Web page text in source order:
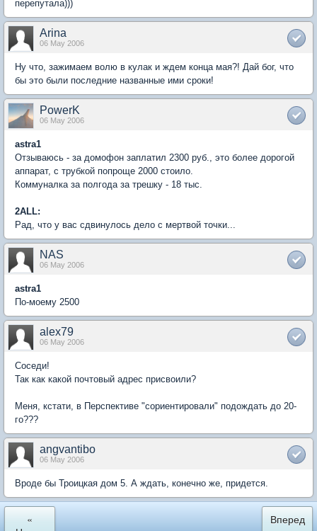
перепутала)))
Arina
06 May 2006
Ну что, зажимаем волю в кулак и ждем конца мая?! Дай бог, что
бы это были последние названные ими сроки!
PowerK
06 May 2006
astra1
Отзываюсь - за домофон заплатил 2300 руб., это более дорогой
аппарат, с трубкой попроще 2000 стоило.
Коммуналка за полгода за трешку - 18 тыс.
2ALL:
Рад, что у вас сдвинулось дело с мертвой точки...
NAS
06 May 2006
astra1
По-моему 2500
alex79
06 May 2006
Соседи!
Так как какой почтовый адрес присвоили?
Меня, кстати, в Перспективе "сориентировали" подождать до 20-
го???
angvantibo
06 May 2006
Вроде бы Троицкая дом 5. А ждать, конечно же, придется.
«
Вперед